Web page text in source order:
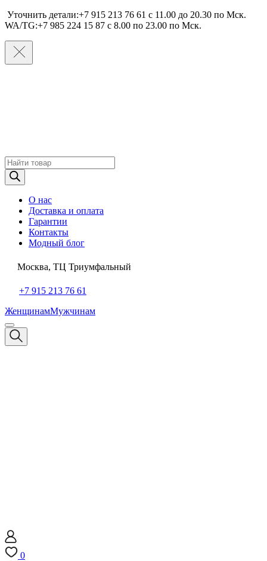
Уточнить детали:+7 915 213 76 61 c 11.00 до 20.30 по Мcк.
WA/TG:+7 985 224 15 87 c 8.00 по 23.00 по Мcк.
Поиск
товаров
О нас
Доставка и оплата
Гарантии
Контакты
Модный блог
Москва, ТЦ Триумфальный
+7 915 213 76 61
ЖенщинамМужчинам
0